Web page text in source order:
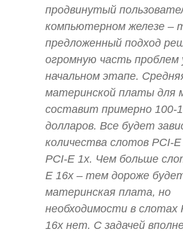
продвинутый
компьютерном железе –
предложенный подход
огромную часть проблем
начальном этапе.
материнской платы для
составит примерно 100-
долларов. Все будет
количества слотов PCI-
PCI-E 1x. Чем больше
E 16x – тем дороже
материнская плата, но
необходимости в слотах
16x нет. С задачей